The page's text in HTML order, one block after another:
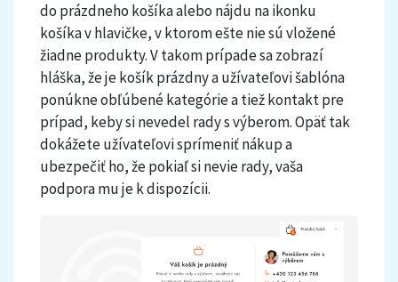
do prázdneho košíka alebo nájdu na ikonku
košíka v hlavičke, v ktorom ešte nie sú vložené
žiadne produkty. V takom prípade sa zobrazí
hláška, že je košík prázdny a užívateľovi šablóna
ponúkne obľúbené kategórie a tiež kontakt pre
prípad, keby si nevedel rady s výberom. Opäť tak
dokážete užívateľovi sprímeniť nákup a
ubezpečiť ho, že pokiaľ si nevie rady, vaša
podpora mu je k dispozícii.